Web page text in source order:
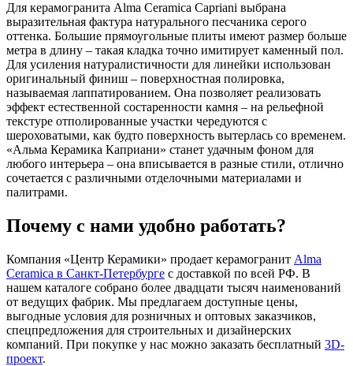
Для керамогранита Alma Ceramica Capriani выбрана
выразительная фактура натурального песчаника серого
оттенка. Большие прямоугольные плиты имеют размер больше
метра в длину – такая кладка точно имитирует каменный пол.
Для усиления натуралистичности для линейки использован
оригинальный финиш – поверхностная полировка,
называемая лаппатированием. Она позволяет реализовать
эффект естественной состаренности камня – на рельефной
текстуре отполированные участки чередуются с
шероховатыми, как будто поверхность вытерлась со временем.
«Альма Керамика Каприани» станет удачным фоном для
любого интерьера – она вписывается в разные стили, отлично
сочетается с различными отделочными материалами и
палитрами.
Почему с нами удобно работать?
Компания «Центр Керамики» продает керамогранит Alma
Ceramica в Санкт-Петербурге с доставкой по всей РФ. В
нашем каталоге собрано более двадцати тысяч наименований
от ведущих фабрик. Мы предлагаем доступные цены,
выгодные условия для розничных и оптовых заказчиков,
спецпредложения для строительных и дизайнерских
компаний. При покупке у нас можно заказать бесплатный 3D-
проект.